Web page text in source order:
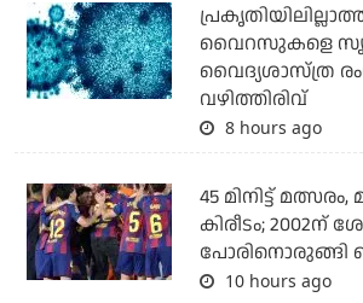
വൈറസുകളെ
വൈദ്യശാസ്ത്ര
വഴിത്തിരിവ്
8 hours ago
45 മിനിട്ട് മത്സരം,
കിരീടം; 2002ന്
പോരിനൊരുങ്ങി
10 hours ago